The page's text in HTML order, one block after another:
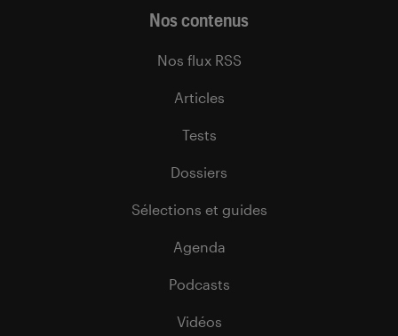
Nos contenus
Nos flux RSS
Articles
Tests
Dossiers
Sélections et guides
Agenda
Podcasts
Vidéos